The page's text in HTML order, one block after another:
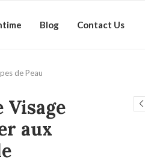
Blog Contact Us
de Peau
aux